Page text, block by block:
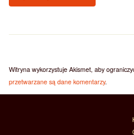
Witryna wykorzystuje Akismet, aby
przetwarzane są dane komentarzy.